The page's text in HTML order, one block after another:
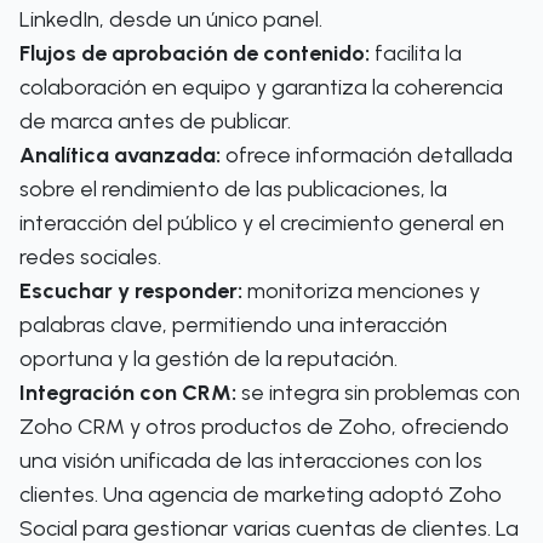
LinkedIn, desde un único panel.
Flujos de aprobación de contenido: facilita la
colaboración en equipo y garantiza la coherencia
de marca antes de publicar.
Analítica avanzada: ofrece información detallada
sobre el rendimiento de las publicaciones, la
interacción del público y el crecimiento general en
redes sociales.
Escuchar y responder: monitoriza menciones y
palabras clave, permitiendo una interacción
oportuna y la gestión de la reputación.
Integración con CRM: se integra sin problemas con
Zoho CRM y otros productos de Zoho, ofreciendo
una visión unificada de las interacciones con los
clientes. Una agencia de marketing adoptó Zoho
Social para gestionar varias cuentas de clientes. La